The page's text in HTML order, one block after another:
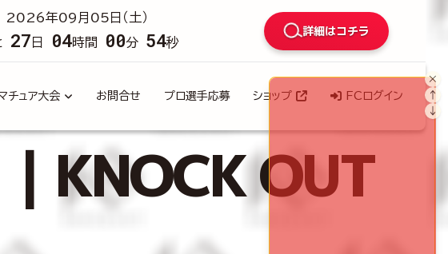
2026年09月05日（土）
27 日 04時間 00分 52秒
詳細はコチラ
チュア大会 お問合せ プロ選手応募 ショップ FCログイン
KNOCK OUT
×
↑
↓